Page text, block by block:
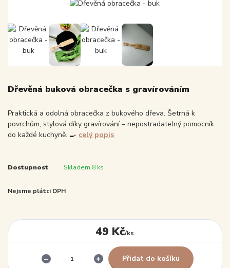
Dřevěná buková obracečka s gravírováním
Praktická a odolná obracečka z bukového dřeva. Šetrná k
povrchům, stylová díky gravírování – nepostradatelný pomocník
do každé kuchyně. 🍳 celý popis
Dostupnost Skladem 8 ks
Nejsme plátci DPH
49 Kč/ks
Přidat do košíku